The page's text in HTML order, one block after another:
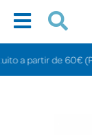
partir de 60€